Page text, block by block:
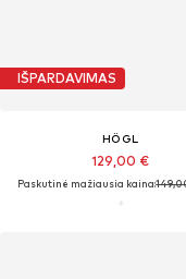
IŠPARDAVIMAS
HÖGL
129,00 €
Paskutinė mažiausia kaina: